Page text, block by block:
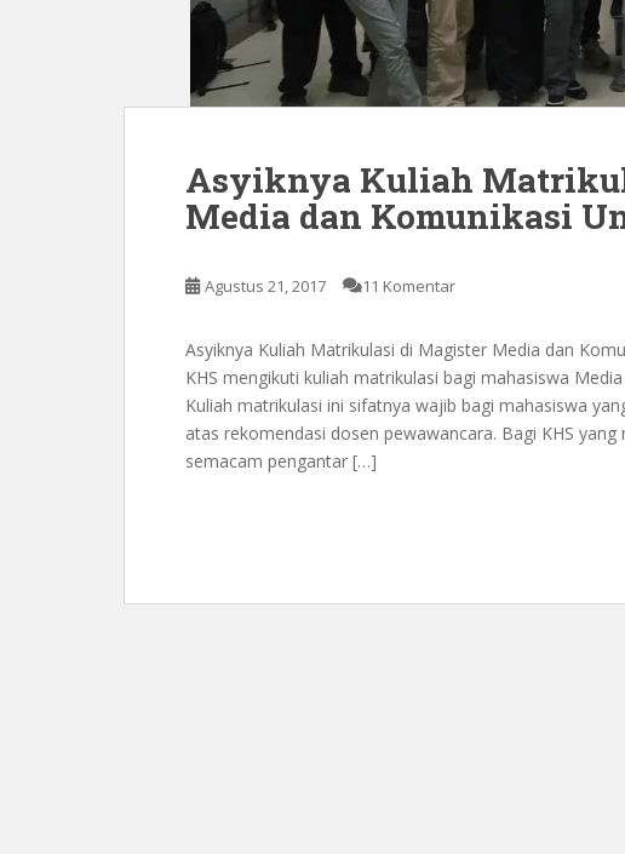
Asyiknya Kuliah
Media dan Komunikasi
Agustus 21, 2017 11 Komentar
Asyiknya Kuliah Matrikulasi di Magister Media dan
KHS mengikuti kuliah matrikulasi bagi mahasiswa
Kuliah matrikulasi ini sifatnya wajib bagi mahasiswa
atas rekomendasi dosen pewawancara. Bagi KHS
semacam pengantar […]